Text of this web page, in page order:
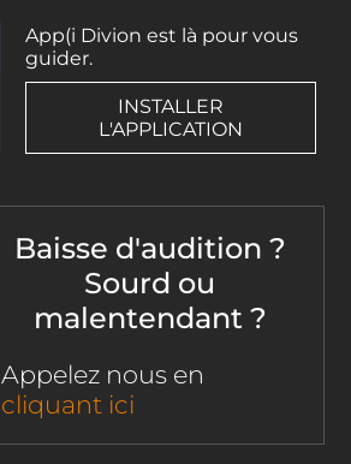
App(i Divion est là pour vous
guider.
INSTALLER
L'APPLICATION
Baisse d'audition ?
Sourd ou
malentendant ?
Appelez nous en
cliquant ici